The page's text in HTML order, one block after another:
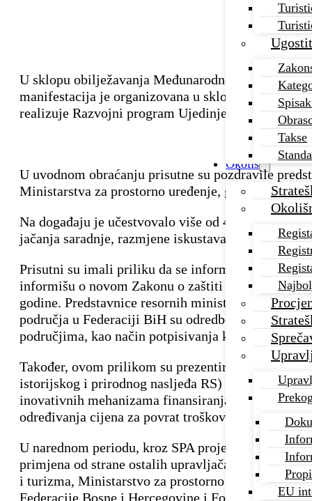
Takse
Okoliš
EU
U sklopu obilježavanja Međunarodnog dana
manifestacija je organizovana u sklopu projekta
realizuje Razvojni program Ujedinjenih nacija
U uvodnom obraćanju prisutne su pozdravile
Ministarstva za prostorno uređenje,
Na događaju je učestvovalo više od 40
jačanja saradnje, razmjene iskustava i
Prisutni su imali priliku da se informišu o
informišu o novom Zakonu o zaštiti prirode
godine. Predstavnice resornih ministarstava su
područja u Federaciji BiH su odredbe zakona
područjima, kao način potpisivanja koncesionih
Također, ovom prilikom su prezentirana iskustva
istorijskog i prirodnog nasljeđa RS) i uspostavi
inovativnih mehanizama finansiranja (prof. dr.
određivanja cijena za povrat troškova i
U narednom periodu, kroz SPA projekat, biće
primjena od strane ostalih upravljača u BiH.
i turizma, Ministarstvo za prostorno uređenje,
Federacije Bosne i Hercegovine i Fond za zaštitu